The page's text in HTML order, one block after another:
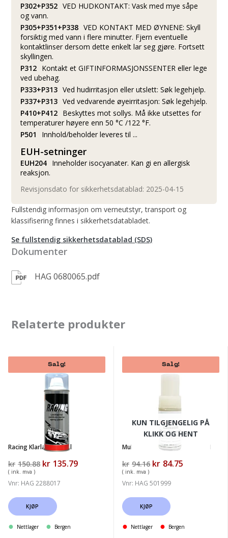
P302+P352 VED HUDKONTAKT: Vask med mye såpe
og vann.
P305+P351+P338 VED KONTAKT MED ØYNENE: Skyll
forsiktig med vann i flere minutter. Fjern eventuelle
kontaktlinser dersom dette enkelt lar seg gjøre. Fortsett
skyllingen.
P312 Kontakt et GIFTINFORMASJONSSENTER eller lege
ved ubehag.
P333+P313 Ved hudirritasjon eller utslett: Søk legehjelp.
P337+P313 Ved vedvarende øyeirritasjon: Søk legehjelp.
P410+P412 Beskyttes mot sollys. Må ikke utsettes for
temperaturer høyere enn 50 °C /122 °F.
P501
Innhold/beholder leveres til ...
EUH-setninger
EUH204 Inneholder isocyanater. Kan gi en allergisk
reaksjon.
Revisjonsdato for sikkerhetsdatablad: 2025-04-15
Fullstendig informasjon om verneutstyr, transport og
klassifisering finnes i sikkerhetsdatabladet.
Se fullstendig sikkerhetsdatablad (SDS)
Dokumenter
HAG 0680065.pdf
Relaterte produkter
Salg!
-10%
Racing Klarlakk 400ml
kr 150.88 Opprinnelig
var:
kr 135.79Nåværende
( ink. mva )
Vnr: HAG 2288017
KJØP
Nettlager Bergen
Salg!
KUN TILGJENGELIG PÅ
KLIKK OG HENT
-10%
Multona Lakkstift Klarlakk 9ml
kr 94.16 Opprinnelig
var:
kr 84.75
( ink. mva )
Vnr: HAG 501999
KJØP
Nettlager Bergen